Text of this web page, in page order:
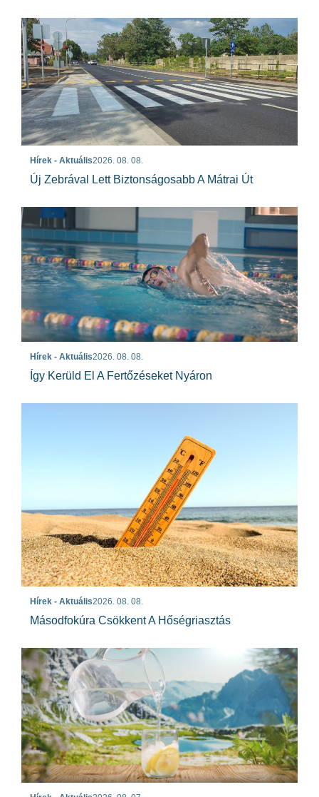
Hírek - Aktuális2026. 08. 08.
Új Zebrával Lett Biztonságosabb A Mátrai Út
Hírek - Aktuális2026. 08. 08.
Így Kerüld El A Fertőzéseket Nyáron
Hírek - Aktuális2026. 08. 08.
Másodfokúra Csökkent A Hőségriasztás